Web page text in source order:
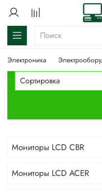
Электроника
Мониторы LCD CBR
Мониторы LCD ACER